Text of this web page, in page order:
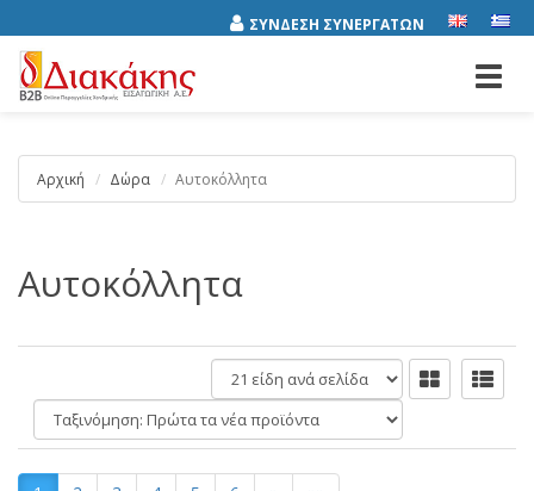
ΣΥΝΔΕΣΗ ΣΥΝΕΡΓΑΤΩΝ
Αρχική Δώρα Αυτοκόλλητα
Αυτοκόλλητα
είδη
ανά
σελίδα
Ταξινόμηση: